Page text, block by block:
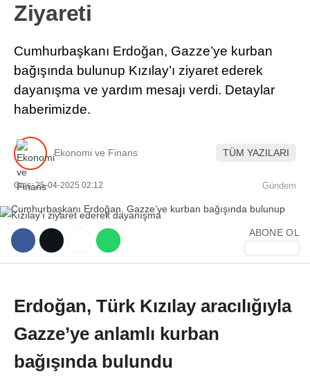
WhatsApp İhbar Hattı
Facebook
BORSA
KRIPTO
SEKTÖRLER
Ziyareti
Cumhurbaşkanı Erdoğan, Gazze’ye kurban
bağışında bulunup Kızılay’ı ziyaret ederek
dayanışma ve yardım mesajı verdi. Detaylar
haberimizde.
Ekonomi ve Finans TÜM YAZILARI
Giriş: 25-04-2025 02:12 Gündem
ABONE OL
Erdoğan, Türk Kızılay aracılığıyla
Gazze’ye anlamlı kurban
bağışında bulundu